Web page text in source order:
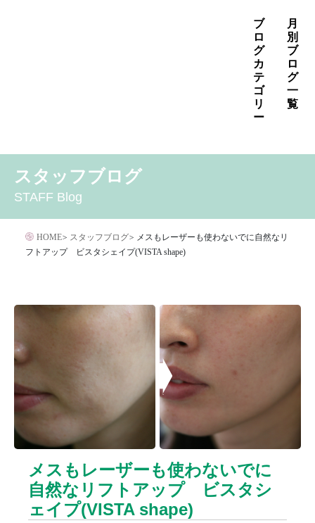
キ
ブ
ロ
グ
カ
テ
ゴ
リ
ー
その他の治療
たるみ治療
アレルギー・アトピー・花粉症
クリニック
サプリメント
タトゥー・刺青除去
ダイエット
トーニング
ニキビクリア
ニキビ痕の凹み（ニキビ痕のクレーター）
ニキビ痕の凹み（ニキビ痕のクレーター）オリジナル
ピーリング
ニキビ跡・凹みクレーター治療
ニキビ跡治療
ヒアルロン酸分解除去
ヒアルロン酸注入
ブログ
プチ整形 ボトックス修正
ボトックス注射
マイクロボトックス
メディア
メディカルダイエット
ロアキュティン
保険診療・一般診療
健康
月
別
ブ
ロ
グ
一
覧
2026年5月
2026年4月
2026年2月
スタッフブログ
STAFF Blog
HOME> スタッフブログ> メスもレーザーも使わないでに自然なリ
フトアップ ビスタシェイプ(VISTA shape)
メスもレーザーも使わないでに
自然なリフトアップ ビスタシ
ェイプ(VISTA shape)